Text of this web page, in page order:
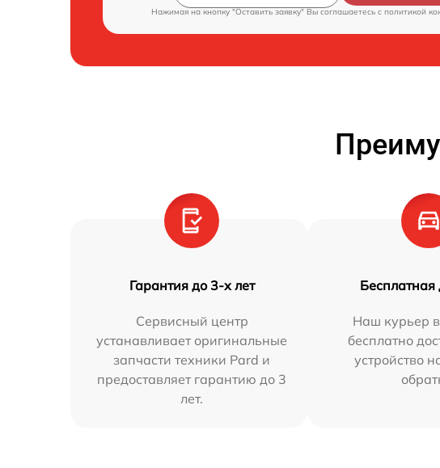
Нажимая на кнопку "Оставить заявку" Вы соглашаетесь c политикой
Гарантия до 3-х лет
Сервисный центр
устанавливает оригинальные
запчасти техники Pard и
предоставляет гарантию до 3
лет.
Бесплатная
Наш курьер
бесплатно
устройство